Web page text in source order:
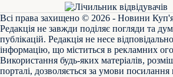
Всі права захищено © 2026 - Новини
Редакція не завжди поділяє погляди та
публікацій. Редакція не несе
інформацію, що міститься в рекламних
Використання будь-яких матеріалів,
порталі, дозволяється за умови посилання